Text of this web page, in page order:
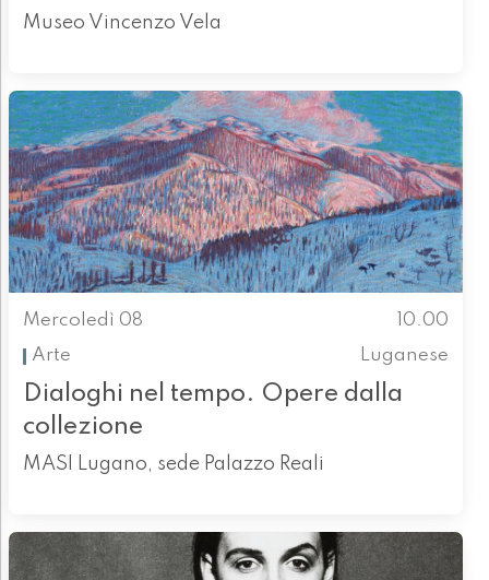
Museo Vincenzo Vela
Mercoledì 08
10.00
Arte
Luganese
Dialoghi nel tempo. Opere dalla
collezione
MASI Lugano, sede Palazzo Reali